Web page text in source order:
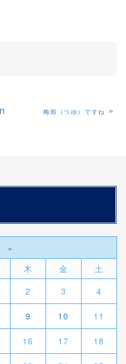
梅雨（つゆ）ですね »
»
木 金
土
2 3 4
9 10 11
16 17 18